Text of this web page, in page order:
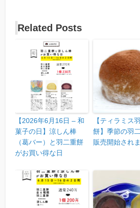
Related Posts
【2026年6月16日 – 和
菓子の日】涼しん棒
（葛バー）と羽二重餅
がお買い得な日
【ティラミス
餅】季節の羽
販売開始されま